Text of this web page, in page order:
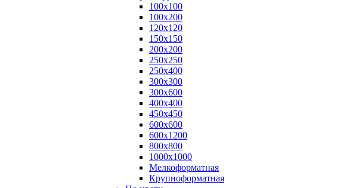
100х100
100х200
120х120
150х150
200х200
250х250
250х400
300х300
300х600
400х400
450х450
600х600
600х1200
800х800
1000х1000
Мелкоформатная
Крупноформатная